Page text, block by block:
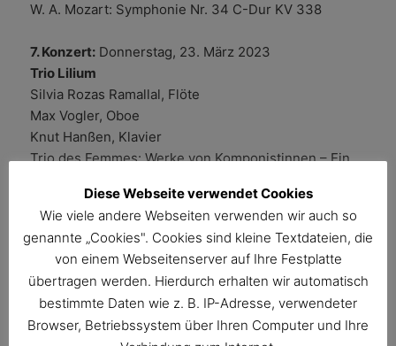
W. A. Mozart: Symphonie Nr. 34 C-Dur KV 338
7. Konzert: Donnerstag, 23. März 2023
Trio Lilium
Silvia Rozas Ramallal, Flöte
Max Vogler, Oboe
Knut Hanßen, Klavier
Trio des Femmes: Werke von Komponistinnen – Ein
Zärtlichkeit und Leidenschaft mit Werken von
Germaine Tailleferre (1892–1983), Clara Schumann
(1819–1896), Lili Boulanger (1893–1918) und
Madeleine Dring (1923–1977)
8. Konzert:Montag, 17. April 2023
Trio Gaspard
Diese Webseite verwendet Cookies
Wie viele andere Webseiten verwenden wir auch so
genannte „Cookies". Cookies sind kleine Textdateien, die
von einem Webseitenserver auf Ihre Festplatte
übertragen werden. Hierdurch erhalten wir automatisch
bestimmte Daten wie z. B. IP-Adresse, verwendeter
Browser, Betriebssystem über Ihren Computer und Ihre